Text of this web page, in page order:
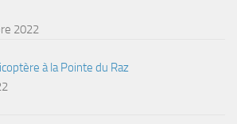
2022
à la Pointe du Raz